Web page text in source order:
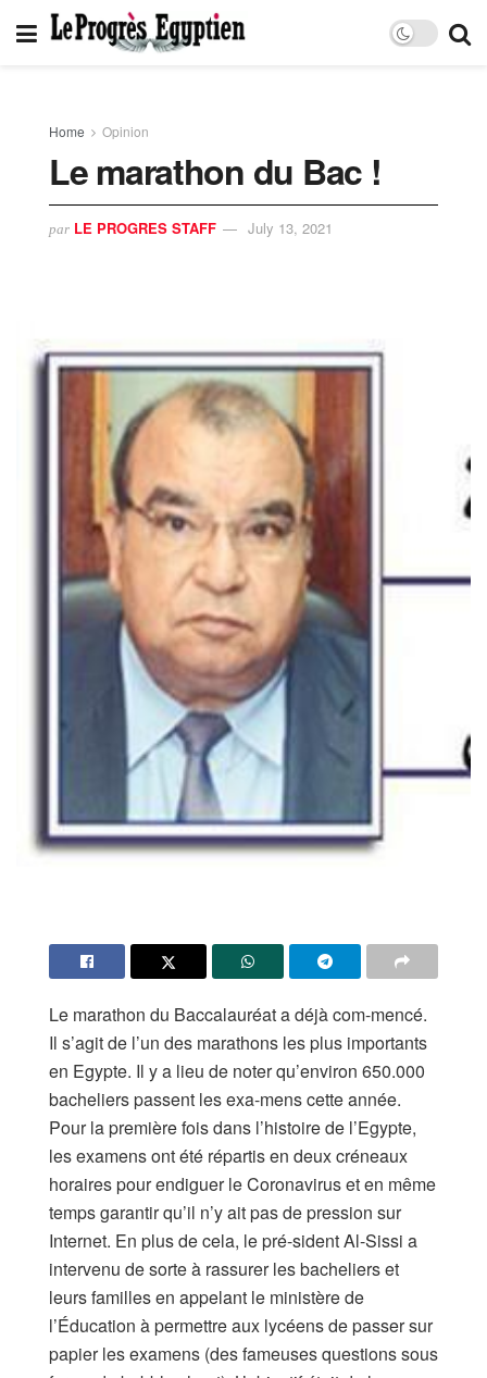
Home Opinion
Le marathon du Bac !
par LE PROGRES STAFF July 13, 2021
Le marathon du Baccalauréat a déjà com-mencé.
Il s’agit de l’un des marathons les plus importants
en Egypte. Il y a lieu de noter qu’environ 650.000
bacheliers passent les exa-mens cette année.
Pour la première fois dans l’histoire de l’Egypte,
les examens ont été répartis en deux créneaux
horaires pour endiguer le Coronavirus et en même
temps garantir qu’il n’y ait pas de pression sur
Internet. En plus de cela, le pré-sident Al-Sissi a
intervenu de sorte à rassurer les bacheliers et
leurs familles en appelant le ministère de
l’Éducation à permettre aux lycéens de passer sur
papier les examens (des fameuses questions sous